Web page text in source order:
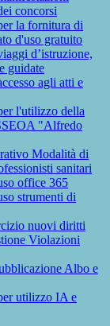
concorsi
la fornitura di
d'uso gratuito
d’istruzione,
guidate
agli atti e
l'utilizzo della
"Alfredo
Modalità di
sanitari
office 365
strumenti di
nuovi diritti
Violazioni
Albo e
utilizzo IA e